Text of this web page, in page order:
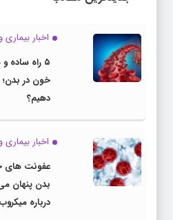
اخبار بیماری
۵ راه
خون در بدن؛
دهیم؟
اخبار بیماری
عفونت های
بدن پنهان
درباره